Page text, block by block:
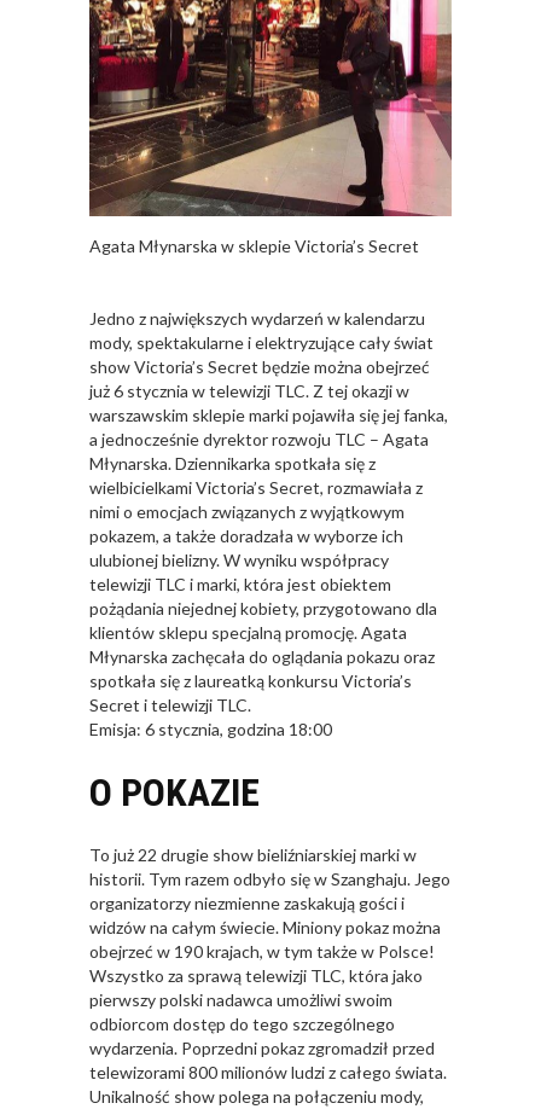
Agata Młynarska w sklepie Victoria’s Secret
Jedno z największych wydarzeń w kalendarzu
mody, spektakularne i elektryzujące cały świat
show Victoria’s Secret będzie można obejrzeć
już 6 stycznia w telewizji TLC. Z tej okazji w
warszawskim sklepie marki pojawiła się jej fanka,
a jednocześnie dyrektor rozwoju TLC – Agata
Młynarska. Dziennikarka spotkała się z
wielbicielkami Victoria’s Secret, rozmawiała z
nimi o emocjach związanych z wyjątkowym
pokazem, a także doradzała w wyborze ich
ulubionej bielizny. W wyniku współpracy
telewizji TLC i marki, która jest obiektem
pożądania niejednej kobiety, przygotowano dla
klientów sklepu specjalną promocję. Agata
Młynarska zachęcała do oglądania pokazu oraz
spotkała się z laureatką konkursu Victoria’s
Secret i telewizji TLC.
Emisja: 6 stycznia, godzina 18:00
O POKAZIE
To już 22 drugie show bieliźniarskiej marki w
historii. Tym razem odbyło się w Szanghaju. Jego
organizatorzy niezmienne zaskakują gości i
widzów na całym świecie. Miniony pokaz można
obejrzeć w 190 krajach, w tym także w Polsce!
Wszystko za sprawą telewizji TLC, która jako
pierwszy polski nadawca umożliwi swoim
odbiorcom dostęp do tego szczególnego
wydarzenia. Poprzedni pokaz zgromadził przed
telewizorami 800 milionów ludzi z całego świata.
Unikalność show polega na połączeniu mody,